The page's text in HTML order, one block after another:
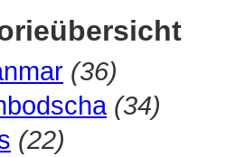
(36)
(34)
(22)